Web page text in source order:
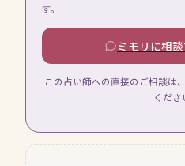
す。
ミモリに相談
この占い師への直接のご相談は
くださ